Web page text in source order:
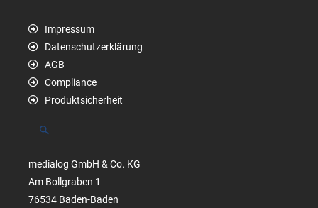
Impressum
Datenschutzerklärung
AGB
Compliance
Produktsicherheit
Suchen
medialog GmbH & Co. KG
Am Bollgraben 1
76534 Baden-Baden